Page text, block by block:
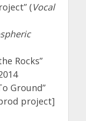
(Vocal
Rocks”
Ground”
project]